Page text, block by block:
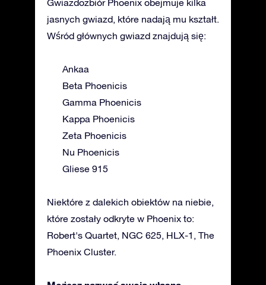
Gwiazdozbiór Phoenix obejmuje kilka
jasnych gwiazd, które nadają mu kształt.
Wśród głównych gwiazd znajdują się:
Ankaa
Beta Phoenicis
Gamma Phoenicis
Kappa Phoenicis
Zeta Phoenicis
Nu Phoenicis
Gliese 915
Niektóre z dalekich obiektów na niebie,
które zostały odkryte w Phoenix to:
Robert's Quartet, NGC 625, HLX-1, The
Phoenix Cluster.